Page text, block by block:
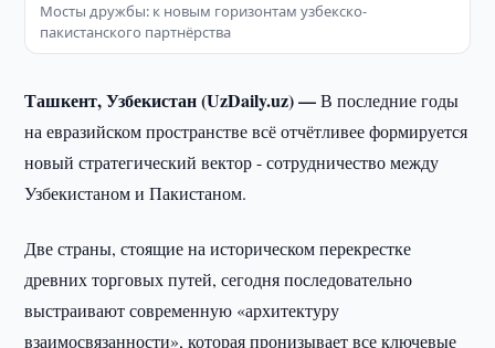
Мосты дружбы: к новым горизонтам узбекско-
пакистанского партнёрства
Ташкент, Узбекистан (UzDaily.uz) —В последние годы
на евразийском пространстве всё отчётливее формируется
новый стратегический вектор - сотрудничество между
Узбекистаном и Пакистаном.
Две страны, стоящие на историческом перекрестке
древних торговых путей, сегодня последовательно
выстраивают современную «архитектуру
взаимосвязанности», которая пронизывает все ключевые